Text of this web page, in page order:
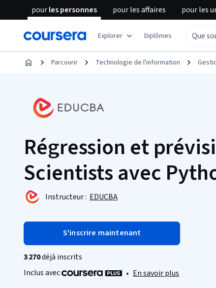
pourles personnes pourles affaires pourles
Explorer Diplômes
Parcourir Technologie de l'information
Régression et
Scientists avec
Instructeur : EDUCBA
S'inscrire maintenant
3 270déjà inscrits
Inclus avec
• En savoir plus